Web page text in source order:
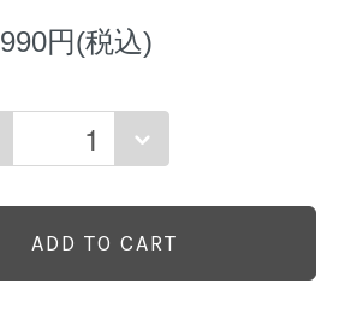
990円(税込)
ADD TO CART